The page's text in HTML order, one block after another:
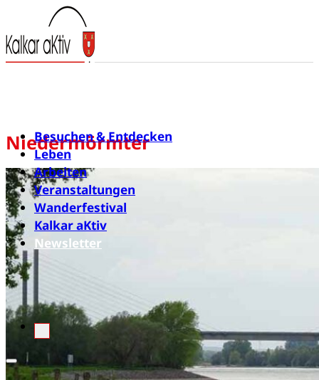
Besuchen & Entdecken
Leben
Arbeiten
Veranstaltungen
Wanderfestival
Kalkar aKtiv
Newsletter
Niedermörmter